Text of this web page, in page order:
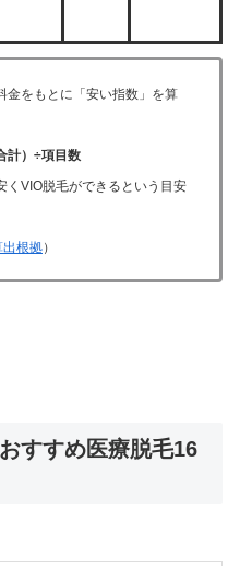
をもとに「安い指数」を算
計）÷項目数
くVIO脱毛ができるという目安
出根拠）
すすめ医療脱毛16